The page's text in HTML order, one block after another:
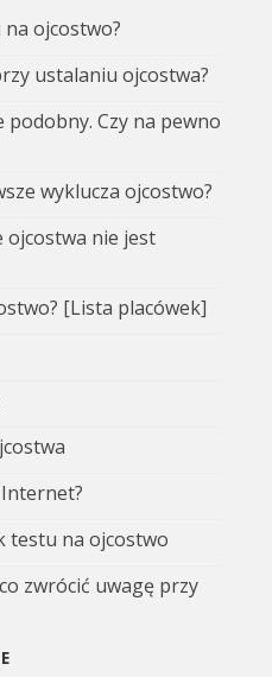
ojcostwo?
ustalaniu ojcostwa?
Czy na pewno
wyklucza ojcostwo?
ojcostwa nie jest
[Lista placówek]
testu na ojcostwo
zwrócić uwagę przy